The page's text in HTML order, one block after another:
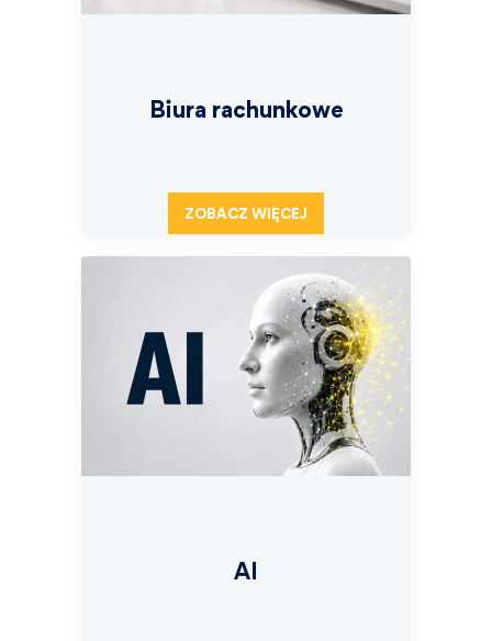
Biura rachunkowe
ZOBACZ WIĘCEJ
AI